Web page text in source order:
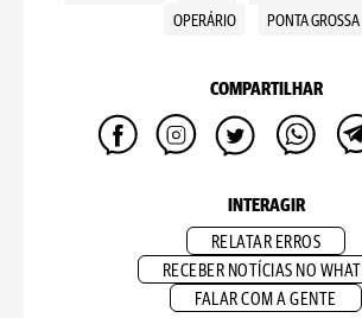
OPERÁRIO
PONTA GROSSA
COMPARTILHAR
INTERAGIR
RELATAR ERROS
RECEBER NOTÍCIAS NO
FALAR COM A GENTE